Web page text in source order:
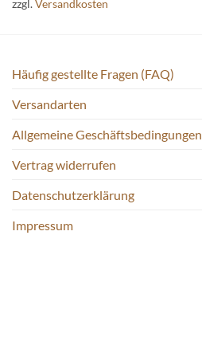
zzgl.Versandkosten
Häufig gestellte Fragen (FAQ)
Versandarten
Allgemeine Geschäftsbedingungen
Vertrag widerrufen
Datenschutzerklärung
Impressum